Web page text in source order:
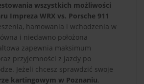
wszystkich możliwości
Impreza WRX vs. Porsche 911
hamowania i wchodzenia w
i niedawno położona
zapewnia maksimum
przyjemności z jazdy po
Jeżeli chcesz sprawdzić swoje
kartingowym w Poznaniu,